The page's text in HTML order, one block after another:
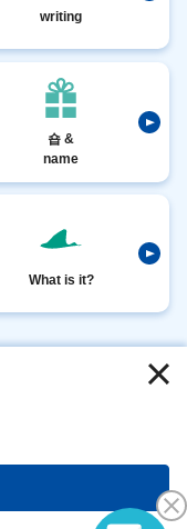
writing
숍 &
name
What is it?